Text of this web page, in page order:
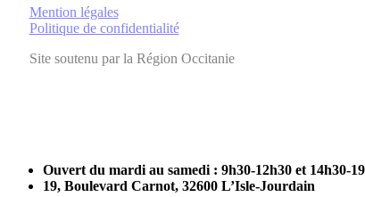
Mention légales
Politique de confidentialité
Site soutenu par la Région Occitanie
Close
Menu
Ouvert du mardi au samedi : 9h30-12h30 et 14h30-
19, Boulevard Carnot, 32600 L’Isle-Jourdain